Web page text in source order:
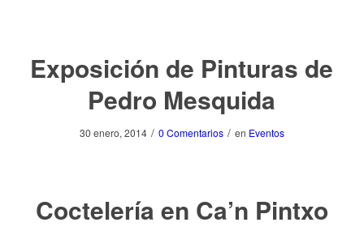
Exposición de Pinturas de
Pedro Mesquida
30 enero, 2014 / 0 Comentarios / en Eventos
Coctelería en Ca’n Pintxo